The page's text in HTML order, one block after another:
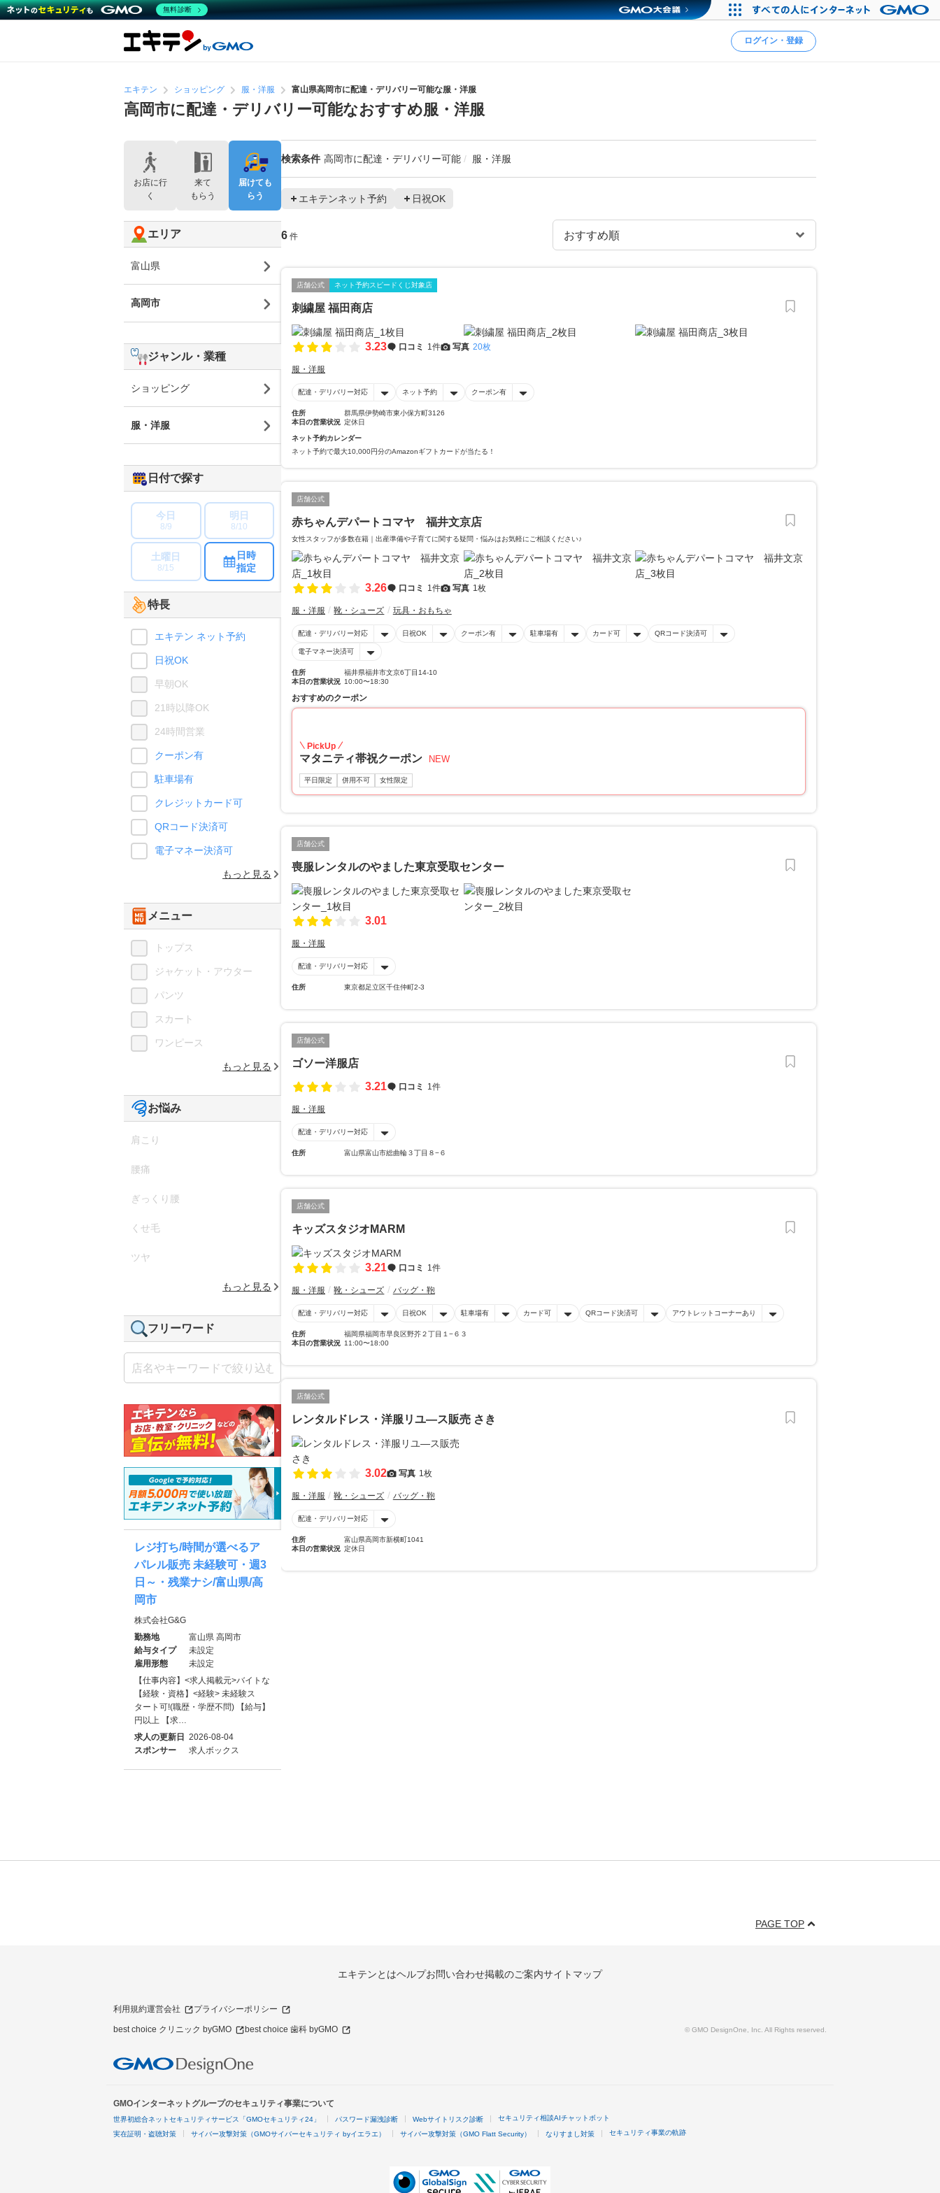
ログイン・登録
エキテン ショッピング 服・洋服 富山県高岡市に配達・デリバリー可能な服・洋服
高岡市に配達・デリバリー可能なおすすめ服・洋服
検索条件 高岡市に配達・デリバリー可能 服・洋服
エキテンネット予約 日祝OK
6 件
店舗公式 ネット予約スピードくじ対象店
刺繍屋 福田商店
3.23 口コミ 1件 写真 20枚
服・洋服
配達・デリバリー対応 ネット予約 クーポン有
住所
群馬県伊勢崎市東小保方町3126
本日の営業状況 定休日
ネット予約カレンダー
ネット予約で最大10,000円分のAmazonギフトカードが当たる！
店舗公式
赤ちゃんデパートコマヤ 福井文京店
女性スタッフが多数在籍｜出産準備や子育てに関する疑問・悩みはお気軽にご相談ください♪
3.26 口コミ 1件 写真 1枚
服・洋服 靴・シューズ 玩具・おもちゃ
配達・デリバリー対応 日祝OK クーポン有 駐車場有 カード可 QRコード決済可
電子マネー決済可
住所
福井県福井市文京6丁目14-10
本日の営業状況 10:00〜18:30
おすすめのクーポン
PickUp
マタニティ帯祝クーポン NEW
平日限定 併用不可 女性限定
店舗公式
喪服レンタルのやました東京受取センター
3.01
服・洋服
配達・デリバリー対応
住所 東京都足立区千住仲町2-3
店舗公式
ゴソー洋服店
3.21
口コミ 1件
服・洋服
配達・デリバリー対応
住所 富山県富山市総曲輪３丁目８−６
店舗公式
キッズスタジオMARM
3.21 口コミ 1件
服・洋服 靴・シューズ バッグ・鞄
配達・デリバリー対応 日祝OK 駐車場有 カード可 QRコード決済可 アウトレットコーナーあり
住所
福岡県福岡市早良区野芥２丁目１−６３
本日の営業状況 11:00〜18:00
店舗公式
レンタルドレス・洋服リユ―ス販売 さき
3.02 写真 1枚
服・洋服 靴・シューズ バッグ・鞄
配達・デリバリー対応
住所
富山県高岡市新横町1041
本日の営業状況 定休日
お店に行
く
来て
もらう
届けても
らう
エリア
富山県
高岡市
ジャンル・業種
ショッピング
服・洋服
日付で探す
今日
8/9
明日
8/10
土曜日
8/15
日時
指定
特長
エキテン ネット予約
日祝OK
早朝OK
21時以降OK
24時間営業
クーポン有
駐車場有
クレジットカード可
QRコード決済可
電子マネー決済可
もっと見る
メニュー
トップス
ジャケット・アウター
パンツ
スカート
ワンピース
もっと見る
お悩み
肩こり
腰痛
ぎっくり腰
くせ毛
ツヤ
もっと見る
フリーワード
レジ打ち/時間が選べるア
パレル販売 未経験可・週3
日～・残業ナシ/富山県/高
岡市
株式会社G&G
勤務地
富山県 高岡市
給与タイプ
未設定
雇用形態
未設定
【仕事内容】<求人掲載元>バイトな
【経験・資格】<経験> 未経験ス
タート可!(職歴・学歴不問) 【給与】
円以上 【求…
求人の更新日
2026-08-04
スポンサー
求人ボックス
PAGE TOP
エキテンとはヘルプお問い合わせ掲載のご案内サイトマップ
利用規約運営会社 プライバシーポリシー
best choice クリニック byGMO best choice 歯科 byGMO © GMO DesignOne, Inc. All Rights reserved.
GMOインターネットグループのセキュリティ事業について
世界初総合ネットセキュリティサービス「GMOセキュリティ24」 パスワード漏洩診断 Webサイトリスク診断 セキュリティ相談AIチャットボット
実在証明・盗聴対策 サイバー攻撃対策（GMOサイバーセキュリティ byイエラエ） サイバー攻撃対策（GMO Flatt Security） なりすまし対策 セキュリティ事業の軌跡
無料診断